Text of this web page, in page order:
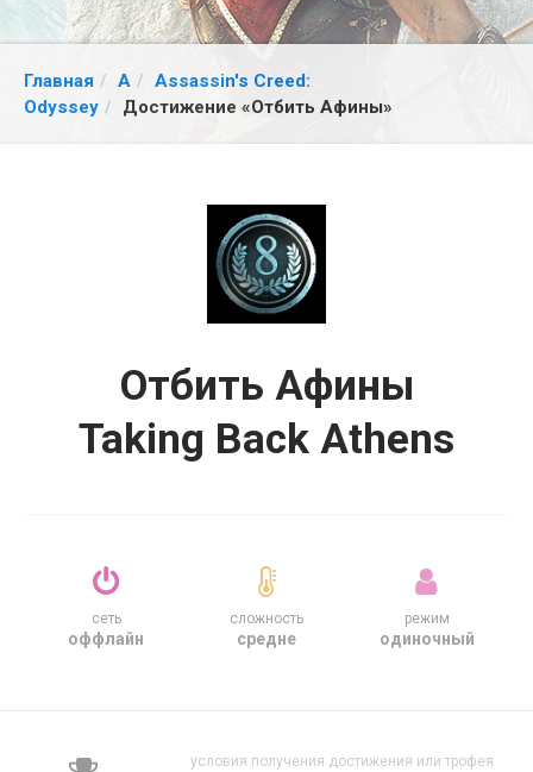
Главная A
Assassin's Creed:
Odyssey
Достижение «Отбить Афины»
Отбить Афины
Taking Back Athens
сеть
оффлайн
сложность
средне
режим
одиночный
условия получения достижения или трофея